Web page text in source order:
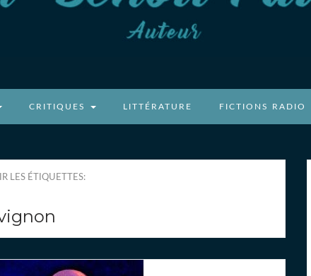
CRITIQUES LITTÉRATURE FICTIONS RADIO
LES ÉTIQUETTES: